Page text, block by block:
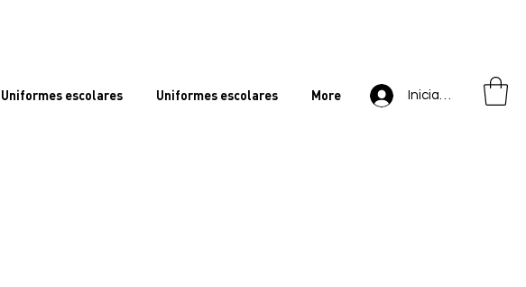
Uniformes escolares Uniformes escolares More Iniciar sesión